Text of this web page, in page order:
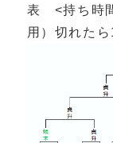
表 <持ち時
用）切れた